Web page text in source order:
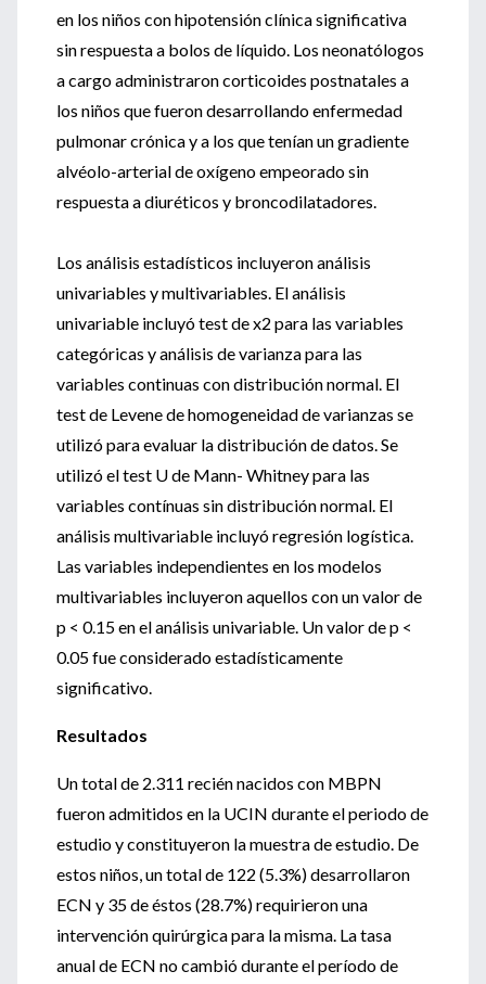
en los niños con hipotensión clínica significativa
sin respuesta a bolos de líquido. Los neonatólogos
a cargo administraron corticoides postnatales a
los niños que fueron desarrollando enfermedad
pulmonar crónica y a los que tenían un gradiente
alvéolo-arterial de oxígeno empeorado sin
respuesta a diuréticos y broncodilatadores.
Los análisis estadísticos incluyeron análisis
univariables y multivariables. El análisis
univariable incluyó test de x2 para las variables
categóricas y análisis de varianza para las
variables continuas con distribución normal. El
test de Levene de homogeneidad de varianzas se
utilizó para evaluar la distribución de datos. Se
utilizó el test U de Mann- Whitney para las
variables contínuas sin distribución normal. El
análisis multivariable incluyó regresión logística.
Las variables independientes en los modelos
multivariables incluyeron aquellos con un valor de
p < 0.15 en el análisis univariable. Un valor de p <
0.05 fue considerado estadísticamente
significativo.
Resultados
Un total de 2.311 recién nacidos con MBPN
fueron admitidos en la UCIN durante el periodo de
estudio y constituyeron la muestra de estudio. De
estos niños, un total de 122 (5.3%) desarrollaron
ECN y 35 de éstos (28.7%) requirieron una
intervención quirúrgica para la misma. La tasa
anual de ECN no cambió durante el período de